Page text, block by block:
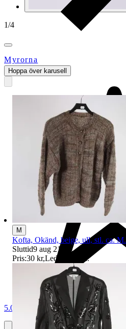
1/4
Myrorna
5.0
Hoppa över karusell
M
Kofta, Okänd, beige, ull, stl. ca. M.
Sluttid9 aug 21:56 .
Pris:30 kr,Ledande bud.